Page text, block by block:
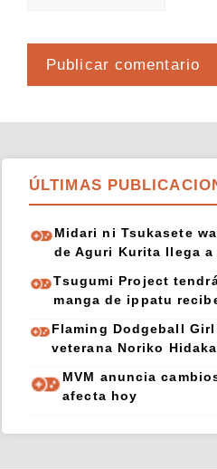
ÚLTIMAS
Midari ni Tsukasete
de Aguri Kurita llega
Tsugumi Project
manga de ippatu
Flaming Dodgeball
veterana Noriko
MVM anuncia
afecta hoy